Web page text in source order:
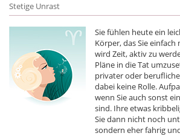
Stetige Unrast
Sie fühlen heute ein
Körper, das Sie einfach
wird Zeit, aktiv zu
Pläne in die Tat
privater oder
dabei keine Rolle.
wenn Sie auch sonst
sind. Ihre etwas
Sie dann nicht noch
sondern eher fahrig